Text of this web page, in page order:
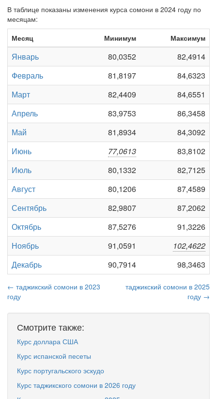
В таблице показаны изменения курса сомони в 2024 году по
месяцам:
Месяц
Минимум Максимум
Январь 80,0352
82,4914
Февраль
81,8197
84,6323
Март
82,4409
84,6551
Апрель
83,9753
86,3458
Май
81,8934
84,3092
Июнь
77,0613
83,8102
Июль
80,1332
82,7125
Август
80,1206
87,4589
Сентябрь
82,9807
87,2062
Октябрь
87,5276
91,3226
Ноябрь
91,0591
102,4622
Декабрь
90,7914 98,3463
← таджикский сомони в 2023
году
таджикский сомони в 2025
году →
Смотрите также:
Курс доллара США
Курс испанской песеты
Курс португальского эскудо
Курс таджикского сомони в 2026 году